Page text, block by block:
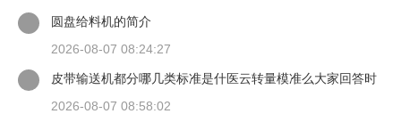
圆盘给料机的简介
2026-08-07 08:24:27
皮带输送机都分哪几类标准是什医云转量模准么大家回答时
2026-08-07 08:58:02